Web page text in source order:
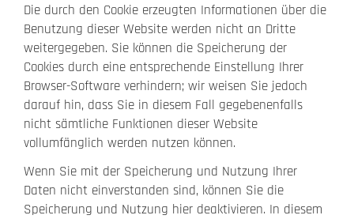
Die durch den Cookie erzeugten Informationen über die
Benutzung dieser Website werden nicht an Dritte
weitergegeben. Sie können die Speicherung der
Cookies durch eine entsprechende Einstellung Ihrer
Browser-Software verhindern; wir weisen Sie jedoch
darauf hin, dass Sie in diesem Fall gegebenenfalls
nicht sämtliche Funktionen dieser Website
vollumfänglich werden nutzen können.
Wenn Sie mit der Speicherung und Nutzung Ihrer
Daten nicht einverstanden sind, können Sie die
Speicherung und Nutzung hier deaktivieren. In diesem